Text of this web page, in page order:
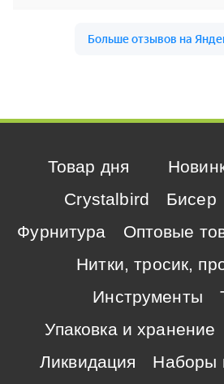
Товар дня
Crystalbird
Бисер
Фурнитура
Оптовые
Нитки, тросик,
Инструменты
Упаковка и хранение
Ликвидация
Наборы